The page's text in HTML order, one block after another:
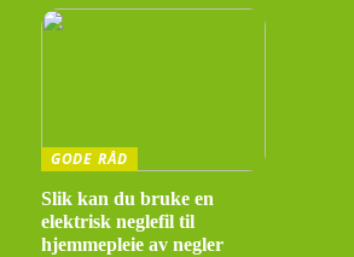
GODE RÅD
Slik kan du bruke en
elektrisk neglefil til
hjemmepleie av negler